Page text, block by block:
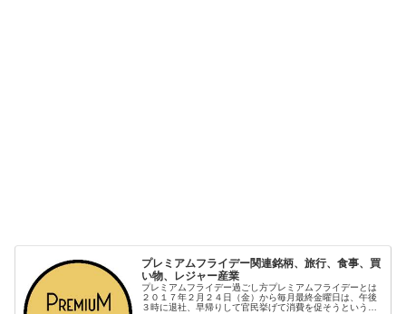
プレミアムフライデー関連銘柄、旅行、食事、買
い物、レジャー産業
プレミアムフライデー過ごし方プレミアムフライデーとは
２０１７年２月２４日（金）から毎月最終金曜日は、午後
３時に退社、早帰りして官民挙げて消費を促そうという政